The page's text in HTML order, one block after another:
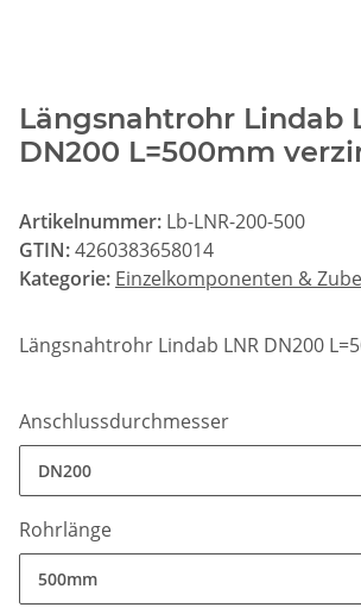
Längsnahtrohr Lindab
DN200 L=500mm
Artikelnummer: Lb-LNR-200-500
GTIN:4260383658014
Kategorie: Einzelkomponenten &
Längsnahtrohr Lindab LNR DN200
Anschlussdurchmesser
DN200
Rohrlänge
500mm